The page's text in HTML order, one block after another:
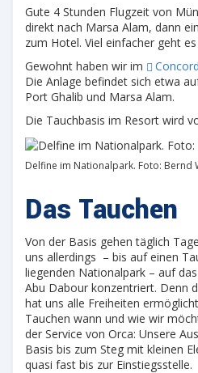
Gute 4 Stunden Flugzeit von
direkt nach Marsa Alam, dann
zum Hotel. Viel einfacher geht
Gewohnt haben wir im
Die Anlage befindet sich etwa
Port Ghalib und Marsa Alam.
Die Tauchbasis im Resort wird
Delfine im Nationalpark. Foto: Bernd
Das Tauchen
Von der Basis gehen täglich
uns allerdings – bis auf einen
liegenden Nationalpark – auf
Abu Dabour konzentriert. Denn
hat uns alle Freiheiten
Tauchen wann und wie wir
der Service von Orca: Unsere
Basis bis zum Steg mit kleinen
quasi fast bis zur Einstiegsstelle.